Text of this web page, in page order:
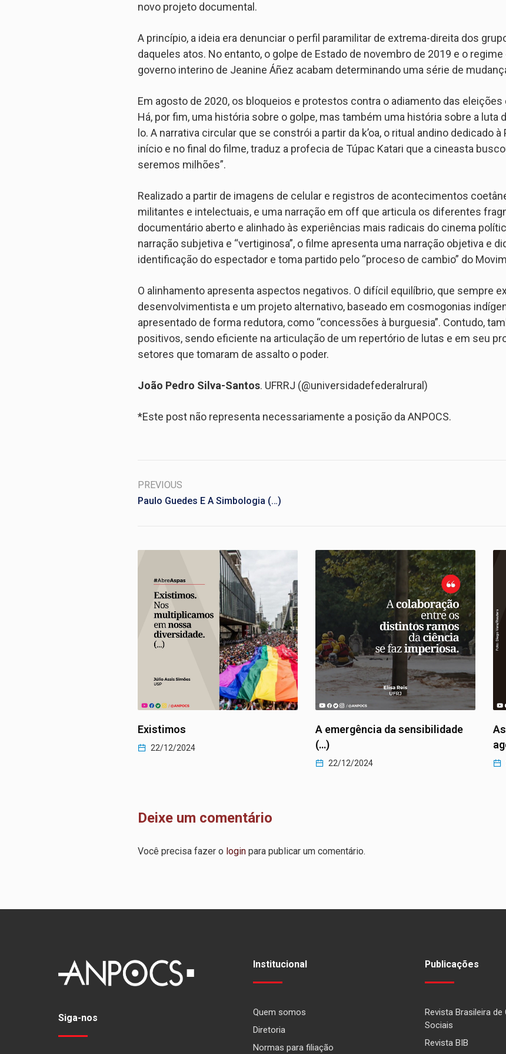
novo projeto documental.
A princípio, a ideia era denunciar o perfil paramilitar de extrema-direita dos
daqueles atos. No entanto, o golpe de Estado de novembro de 2019 e o
governo interino de Jeanine Áñez acabam determinando uma série de
Em agosto de 2020, os bloqueios e protestos contra o adiamento das
Há, por fim, uma história sobre o golpe, mas também uma história sobre a luta
lo. A narrativa circular que se constrói a partir da k’oa, o ritual andino dedicado
início e no final do filme, traduz a profecia de Túpac Katari que a cineasta
seremos milhões”.
Realizado a partir de imagens de celular e registros de acontecimentos
militantes e intelectuais, e uma narração em off que articula os diferentes
documentário aberto e alinhado às experiências mais radicais do cinema
narração subjetiva e “vertiginosa”, o filme apresenta uma narração objetiva e
identificação do espectador e toma partido pelo “proceso de cambio” do
O alinhamento apresenta aspectos negativos. O difícil equilíbrio, que sempre
desenvolvimentista e um projeto alternativo, baseado em cosmogonias
apresentado de forma redutora, como “concessões à burguesia”. Contudo,
positivos, sendo eficiente na articulação de um repertório de lutas e em seu
setores que tomaram de assalto o poder.
João Pedro Silva-Santos. UFRRJ (@universidadefederalrural)
*Este post não representa necessariamente a posição da ANPOCS.
PREVIOUS
Paulo Guedes E A Simbologia (…)
Existimos
22/12/2024
A emergência da sensibilidade
(…)
22/12/2024
Deixe um comentário
Você precisa fazer o login para publicar um comentário.
Siga-nos
Institucional
Quem somos
Diretoria
Normas para filiação
Publicações
Revista Brasileira de
Sociais
Revista BIB